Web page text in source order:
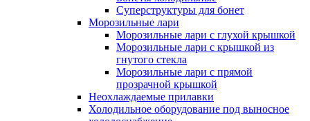
Суперструктуры для бонет
Морозильные лари
Морозильные лари с глухой крышкой
Морозильные лари с крышкой из
гнутого стекла
Морозильные лари с прямой
прозрачной крышкой
Неохлаждаемые прилавки
Холодильное оборудование под выносное